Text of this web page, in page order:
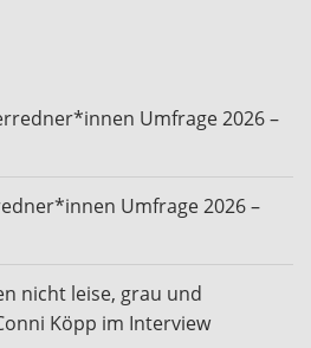
Umfrage 2026 –
Umfrage 2026 –
nicht leise, grau und
Köpp im Interview